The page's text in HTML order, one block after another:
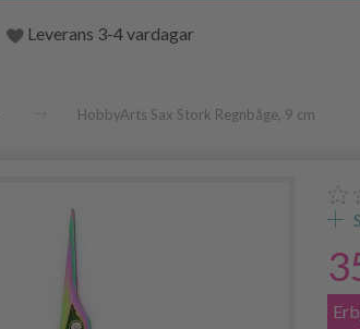
Leverans 3-4 vardagar
HobbyArts Sax Stork Regnbåge, 9 cm